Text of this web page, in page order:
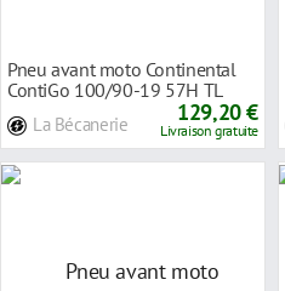
Pneu avant moto Continental
ContiGo 100/90-19 57H TL
La Bécanerie 129,20 €
Livraison gratuite